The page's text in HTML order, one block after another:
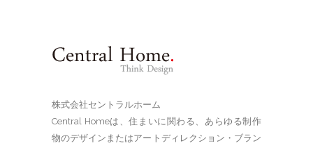
株式会社セントラルホーム
Central Homeは、住まいに関わる、あらゆる制作
物のデザインまたはアートディレクション・ブラン